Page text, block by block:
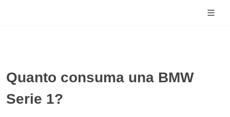
Quanto consuma una BMW
Serie 1?